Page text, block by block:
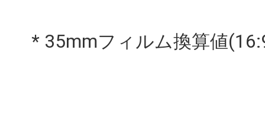
* 35mmフィルム換算値